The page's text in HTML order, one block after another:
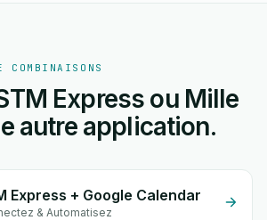
COMBINAISONS
Express ou Mille
autre application.
Express + Google Calendar
& Automatisez